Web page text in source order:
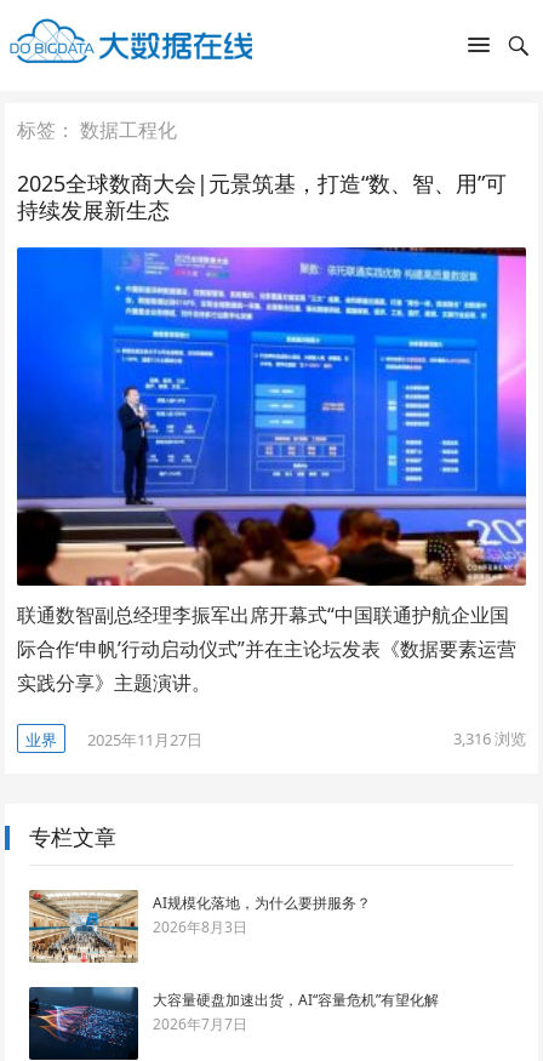
标签：数据工程化
2025全球数商大会|元景筑基，打造“数、智、用”可
持续发展新生态
联通数智副总经理李振军出席开幕式“中国联通护航企业国
际合作‘申帆’行动启动仪式”并在主论坛发表《数据要素运营
实践分享》主题演讲。
业界 2025年11月27日 3,316浏览
专栏文章
AI规模化落地，为什么要拼服务？
2026年8月3日
大容量硬盘加速出货，AI“容量危机”有望化解
2026年7月7日